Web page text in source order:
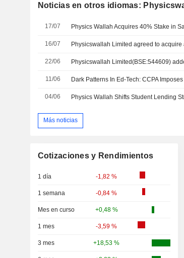
Noticias en otros idiomas:
17/07 Physics Wallah Acquires 40% Stake in
16/07
22/06 Physicswallah Limited(BSE:544609)
11/06 Dark Patterns In Ed-Tech: CCPA
04/06
Más noticias
Cotizaciones y Rendimientos
1 día -1,82 %
1 semana -0,84 %
Mes en curso +0,48 %
1 mes -3,59 %
3 mes +18,53 %